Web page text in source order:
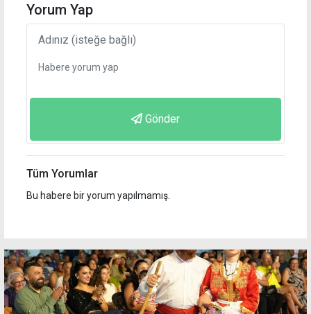
Yorum Yap
Gönder
Tüm Yorumlar
Bu habere bir yorum yapılmamış.